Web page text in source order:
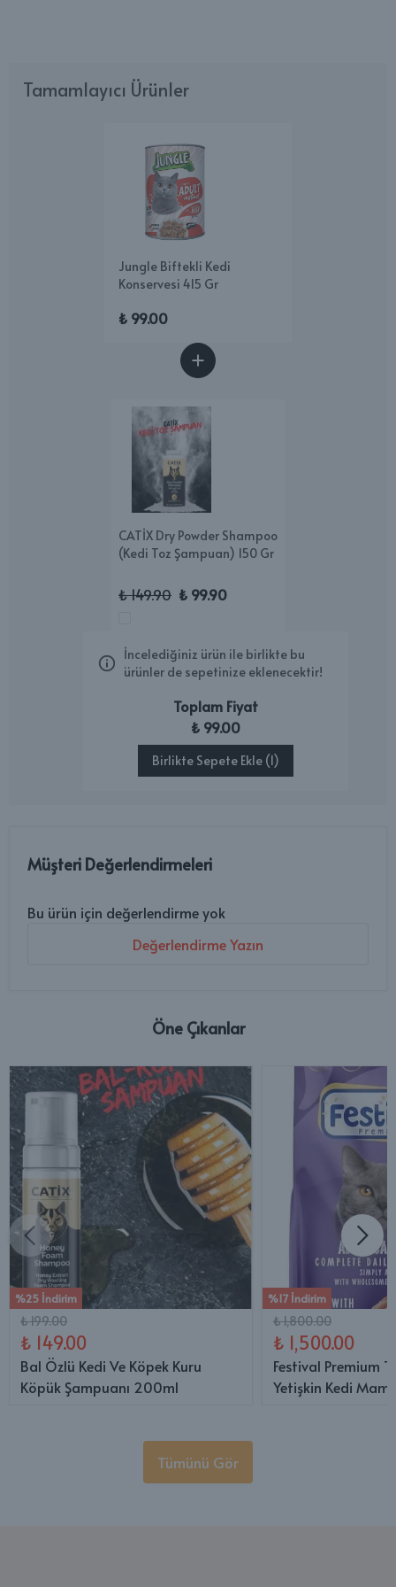
Tamamlayıcı Ürünler
Jungle Biftekli Kedi
Konservesi 415 Gr
₺ 99.00
CATİX Dry Powder Shampoo
(Kedi Toz Şampuan) 150 Gr
₺ 149.90 ₺ 99.90
İncelediğiniz ürün ile birlikte bu
ürünler de sepetinize eklenecektir!
Toplam Fiyat
₺ 99.00
Birlikte Sepete Ekle (1)
Müşteri Değerlendirmeleri
Bu ürün için değerlendirme yok
Değerlendirme Yazın
Öne Çıkanlar
%25 İndirim
₺ 199.00
₺ 149.00
Bal Özlü Kedi Ve Köpek Kuru
Köpük Şampuanı 200ml
%17 İndirim
₺ 1,800.00
₺ 1,500.00
Festival Premium
Yetişkin Kedi
Tümünü Gör